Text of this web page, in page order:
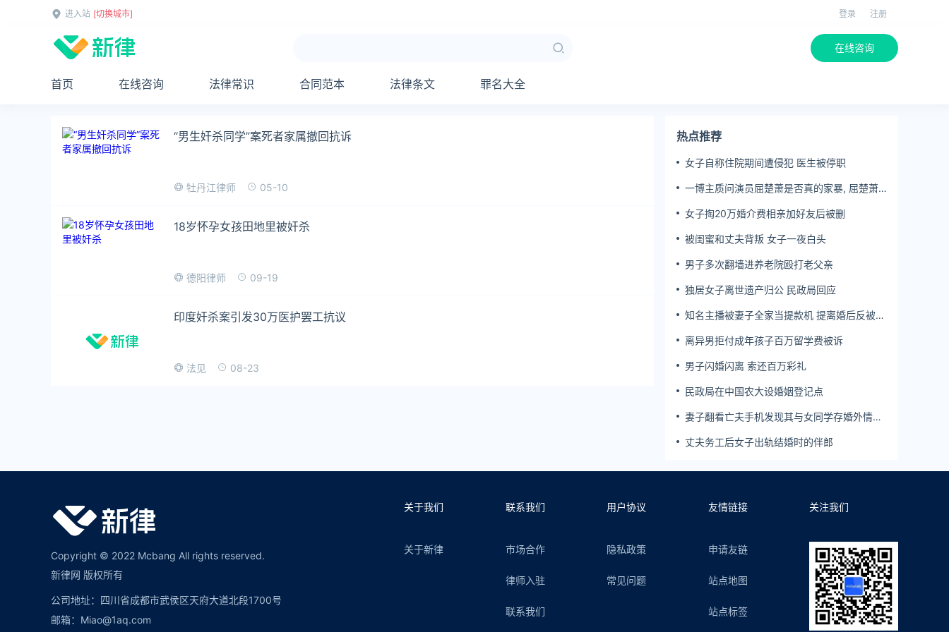
进入站 [切换城市] 登录 注册
在线咨询
首页 在线咨询 法律常识 合同范本 法律条文 罪名大全
“男生奸杀同学”案死者家属撤回抗诉
牡丹江律师 05-10
18岁怀孕女孩田地里被奸杀
德阳律师 09-19
印度奸杀案引发30万医护罢工抗议
法见 08-23
热点推荐
女子自称住院期间遭侵犯 医生被停职
一博主质问演员屈楚萧是否真的家暴, 屈楚萧
女子掏20万婚介费相亲加好友后被删
被闺蜜和丈夫背叛 女子一夜白头
男子多次翻墙进养老院殴打老父亲
独居女子离世遗产归公 民政局回应
知名主播被妻子全家当提款机 提离婚后反被对
离异男拒付成年孩子百万留学费被诉
男子闪婚闪离 索还百万彩礼
民政局在中国农大设婚姻登记点
妻子翻看亡夫手机发现其与女同学存婚外情，
丈夫务工后女子出轨结婚时的伴郎
Copyright © 2022 Mcbang All rights reserved.
新律网 版权所有
公司地址：四川省成都市武侯区天府大道北段1700号
邮箱：Miao@1aq.com
关于我们
关于新律
联系我们
市场合作
律师入驻
联系我们
用户协议
隐私政策
常见问题
友情链接
申请友链
站点地图
站点标签
关注我们